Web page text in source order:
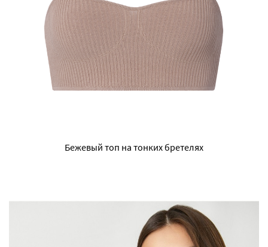
Бежевый топ на тонких бретелях